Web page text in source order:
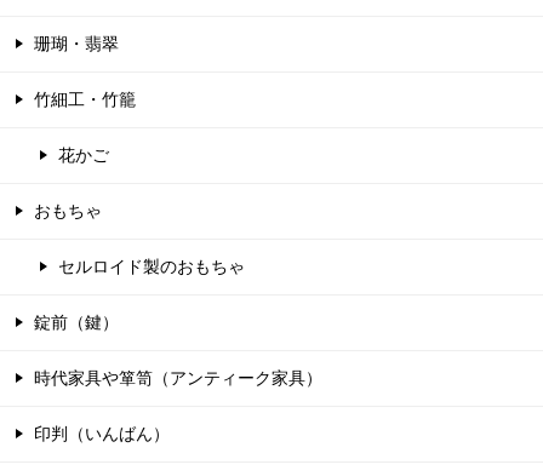
珊瑚・翡翠
竹細工・竹籠
花かご
おもちゃ
セルロイド製のおもちゃ
錠前（鍵）
時代家具や箪笥（アンティーク家具）
印判（いんばん）